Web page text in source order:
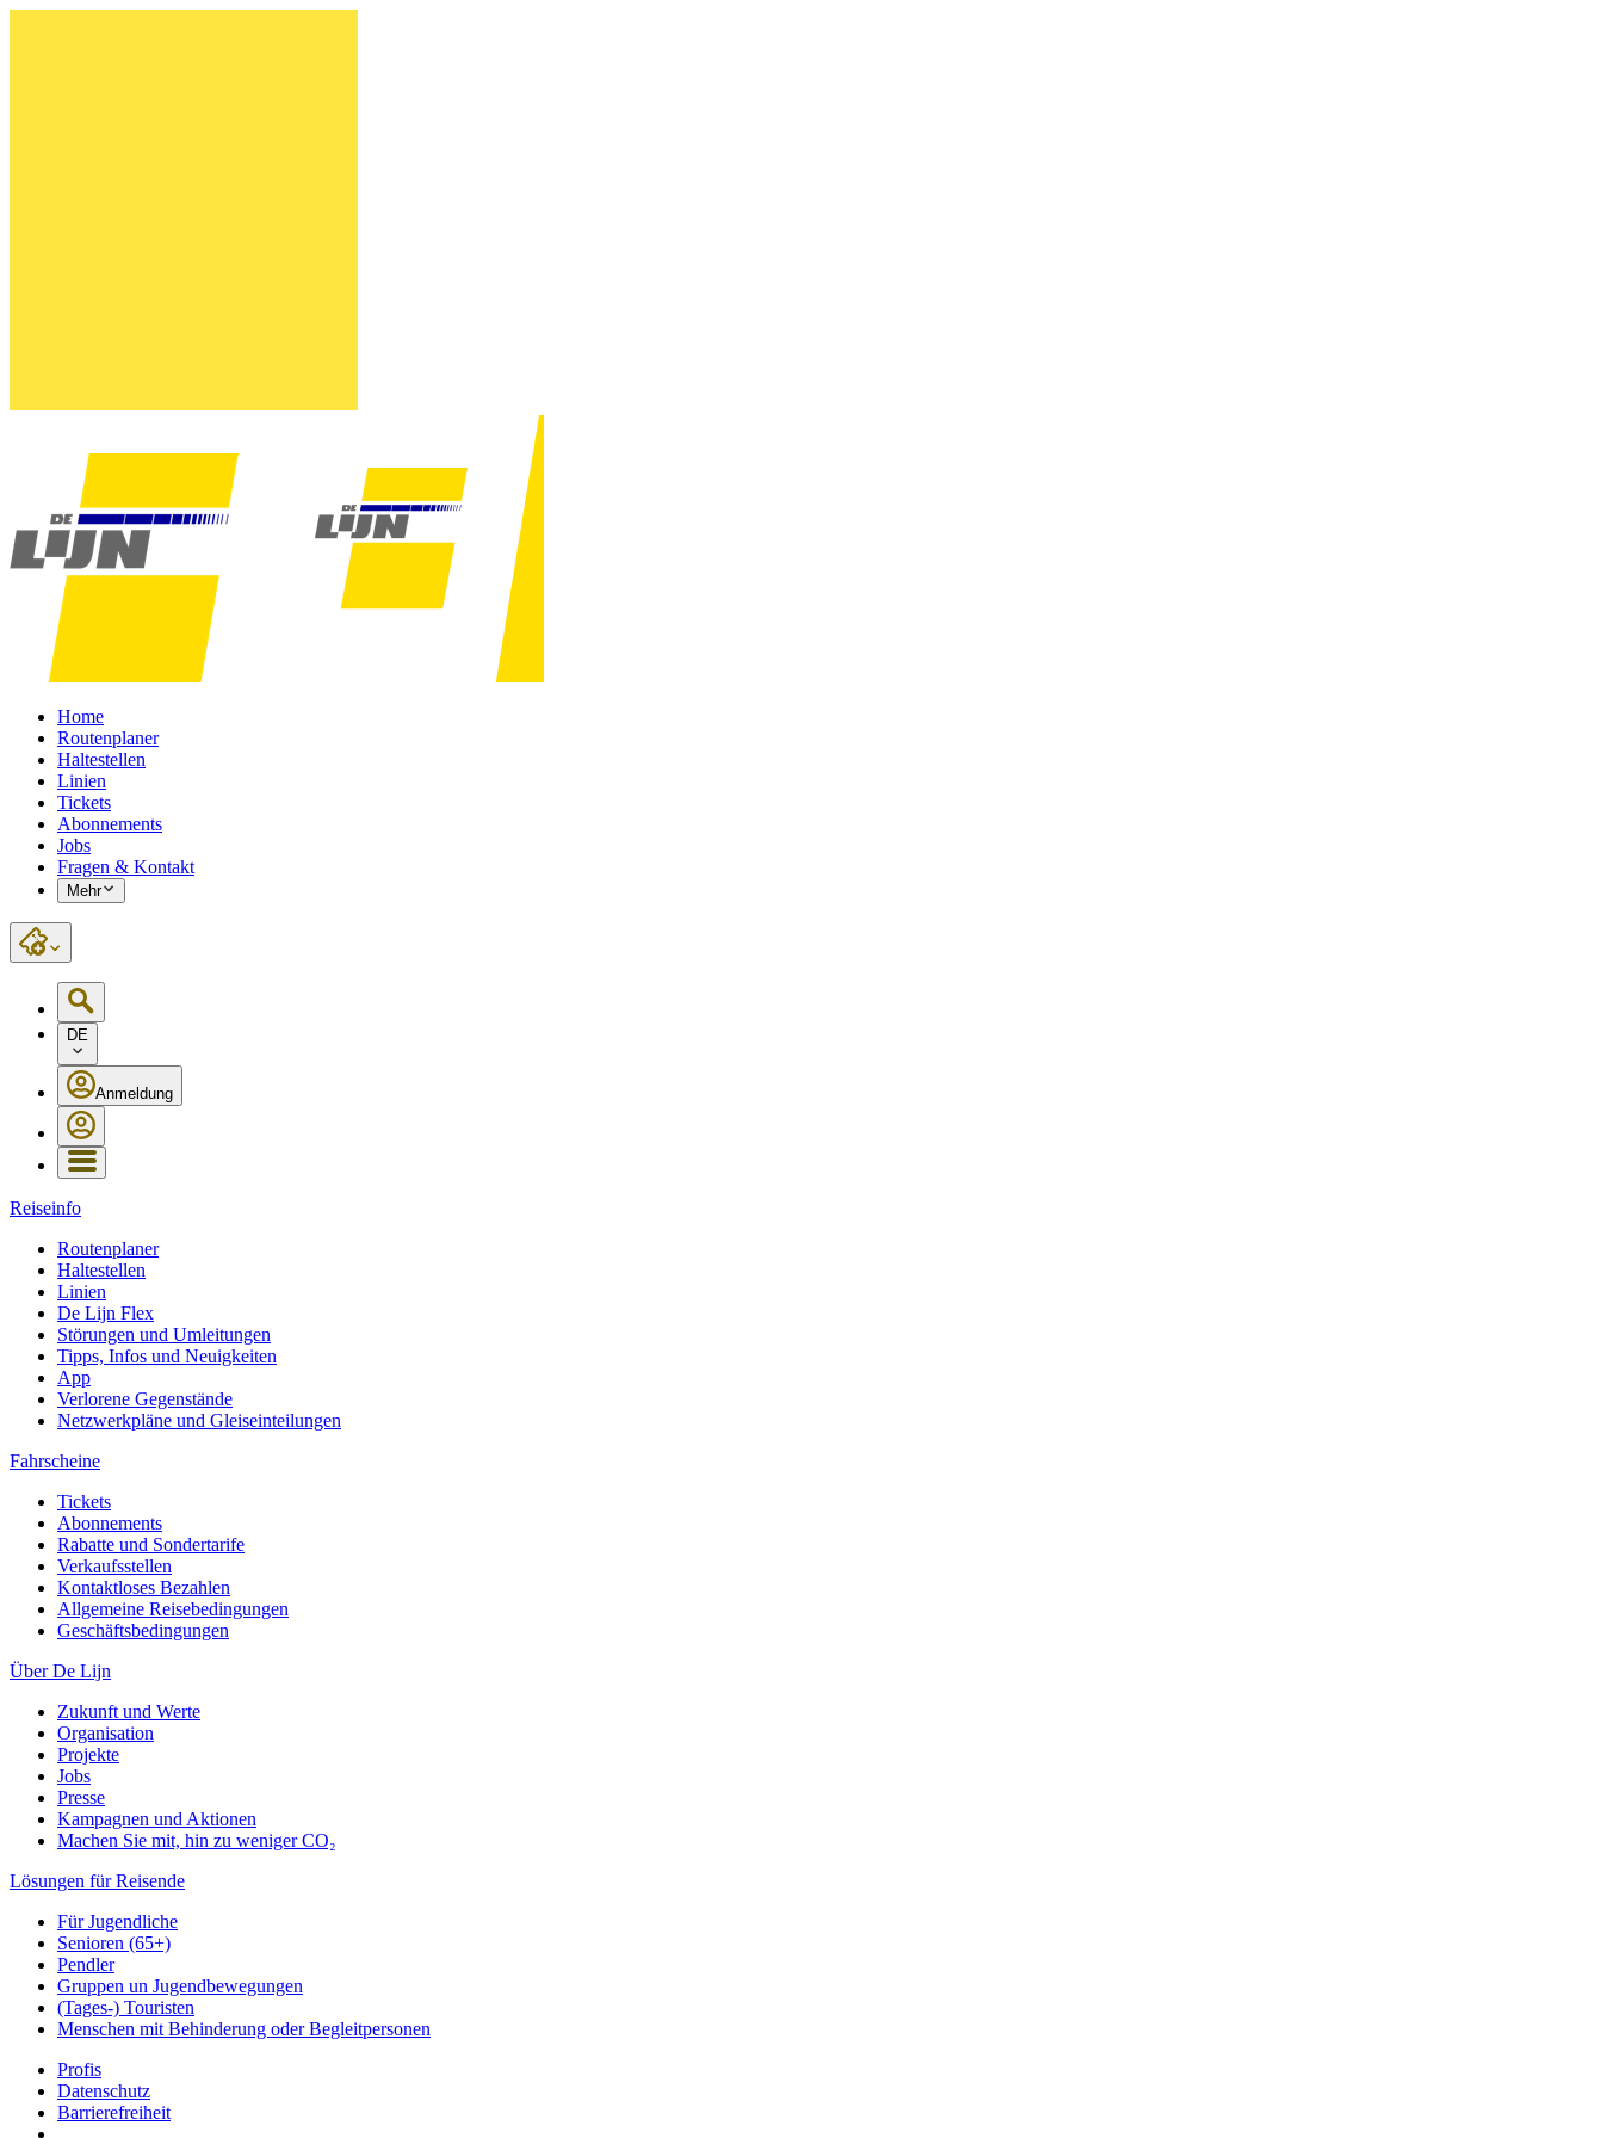
Home
Routenplaner
Haltestellen
Linien
Tickets
Abonnements
Jobs
Fragen & Kontakt
Mehr
DE
Anmeldung
Reiseinfo
Routenplaner
Haltestellen
Linien
De Lijn Flex
Störungen und Umleitungen
Tipps, Infos und Neuigkeiten
App
Verlorene Gegenstände
Netzwerkpläne und Gleiseinteilungen
Fahrscheine
Tickets
Abonnements
Rabatte und Sondertarife
Verkaufsstellen
Kontaktloses Bezahlen
Allgemeine Reisebedingungen
Geschäftsbedingungen
Über De Lijn
Zukunft und Werte
Organisation
Projekte
Jobs
Presse
Kampagnen und Aktionen
Machen Sie mit, hin zu weniger CO₂
Lösungen für Reisende
Für Jugendliche
Senioren (65+)
Pendler
Gruppen un Jugendbewegungen
(Tages-) Touristen
Menschen mit Behinderung oder Begleitpersonen
Profis
Datenschutz
Barrierefreiheit